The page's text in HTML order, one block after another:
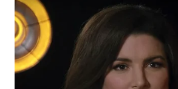
WN
SUBANG
WN
SUKABUMI